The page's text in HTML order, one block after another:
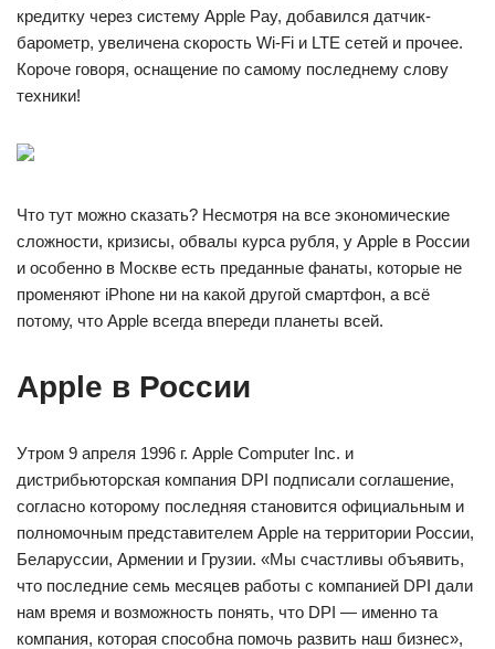
кредитку через систему Apple Pay, добавился датчик-
барометр, увеличена скорость Wi-Fi и LTE сетей и прочее.
Короче говоря, оснащение по самому последнему слову
техники!
Что тут можно сказать? Несмотря на все экономические
сложности, кризисы, обвалы курса рубля, у Apple в России
и особенно в Москве есть преданные фанаты, которые не
променяют iPhone ни на какой другой смартфон, а всё
потому, что Apple всегда впереди планеты всей.
Apple в России
Утром 9 апреля 1996 г. Apple Computer Inc. и
дистрибьюторская компания DPI подписали соглашение,
согласно которому последняя становится официальным и
полномочным представителем Apple на территории России,
Беларуссии, Армении и Грузии. «Мы счастливы объявить,
что последние семь месяцев работы с компанией DPI дали
нам время и возможность понять, что DPI — именно та
компания, которая способна помочь развить наш бизнес»,